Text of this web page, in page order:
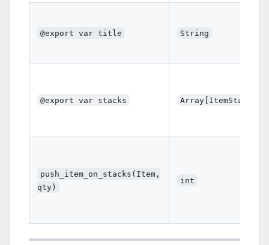
@export var title String
@export var stacks Array[ItemStack]
push_item_on_stacks(Item,
qty)
int